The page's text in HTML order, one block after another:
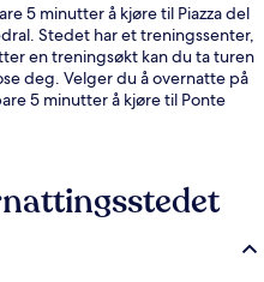
5 minutter å kjøre til Piazza del
Stedet har et treningssenter,
en treningsøkt kan du ta turen
deg. Velger du å overnatte på
5 minutter å kjøre til Ponte